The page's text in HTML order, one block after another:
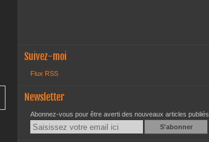
Suivez-moi
Flux RSS
Newsletter
Abonnez-vous pour être averti des nouveaux articles publiés.
Email